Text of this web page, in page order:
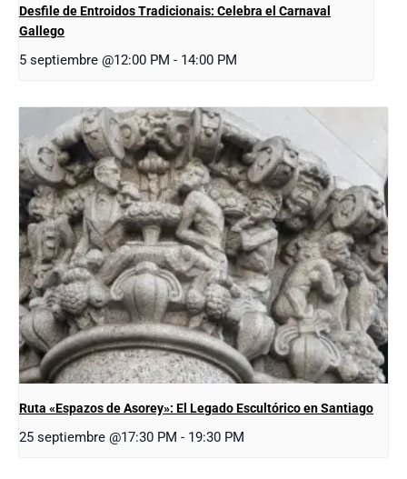
Desfile de Entroidos Tradicionais: Celebra el Carnaval
Gallego
5 septiembre @12:00 PM - 14:00 PM
Ruta «Espazos de Asorey»: El Legado Escultórico en Santiago
25 septiembre @17:30 PM - 19:30 PM